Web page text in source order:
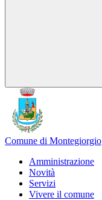
Comune di Montegiorgio
Amministrazione
Novità
Servizi
Vivere il comune